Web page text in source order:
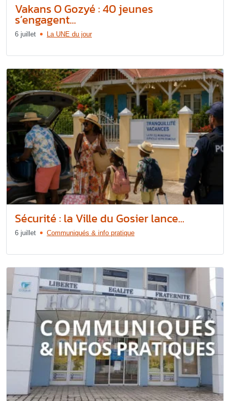
Vakans O Gozyé : 40 jeunes
s’engagent...
6 juillet La UNE du jour
Sécurité : la Ville du Gosier lance...
6 juillet Communiqués & info pratique